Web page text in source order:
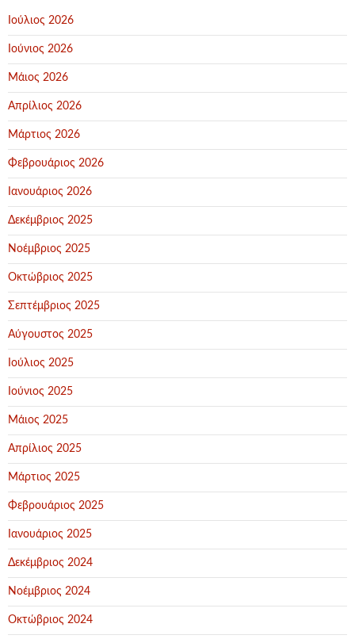
Ιούλιος 2026
Ιούνιος 2026
Μάιος 2026
Απρίλιος 2026
Μάρτιος 2026
Φεβρουάριος 2026
Ιανουάριος 2026
Δεκέμβριος 2025
Νοέμβριος 2025
Οκτώβριος 2025
Σεπτέμβριος 2025
Αύγουστος 2025
Ιούλιος 2025
Ιούνιος 2025
Μάιος 2025
Απρίλιος 2025
Μάρτιος 2025
Φεβρουάριος 2025
Ιανουάριος 2025
Δεκέμβριος 2024
Νοέμβριος 2024
Οκτώβριος 2024